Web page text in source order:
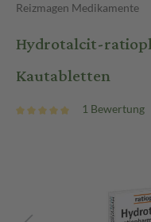
Reizmagen Medikamente
Hydrotalcit-
Kautabletten
1 Bewertung